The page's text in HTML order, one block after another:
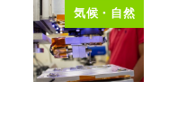
気候・自然